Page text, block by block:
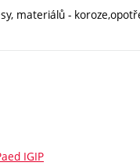
materiálů -
IGIP